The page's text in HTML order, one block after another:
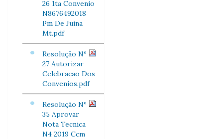
26 1ta Convenio
N8676492018
Pm De Juina
Mt.pdf
Resolução Nº
27 Autorizar
Celebracao Dos
Convenios.pdf
Resolução Nº
35 Aprovar
Nota Tecnica
N4 2019 Ccm